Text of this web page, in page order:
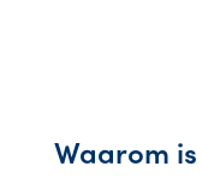
Waarom